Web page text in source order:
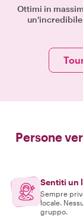
Ottimi in
un'incredibile
Persone
Sentiti un
Sempre
locale.
gruppo.